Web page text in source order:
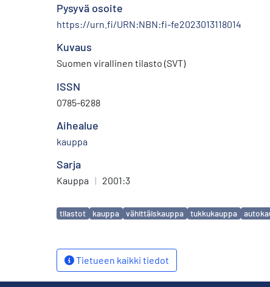
Pysyvä osoite
https://urn.fi/URN:NBN:fi-fe2023013118014
Kuvaus
Suomen virallinen tilasto (SVT)
ISSN
0785-6288
Aihealue
kauppa
Sarja
Kauppa | 2001:3
Avainsanat
tilastot kauppa vähittäiskauppa tukkukauppa
Tietueen kaikki tiedot